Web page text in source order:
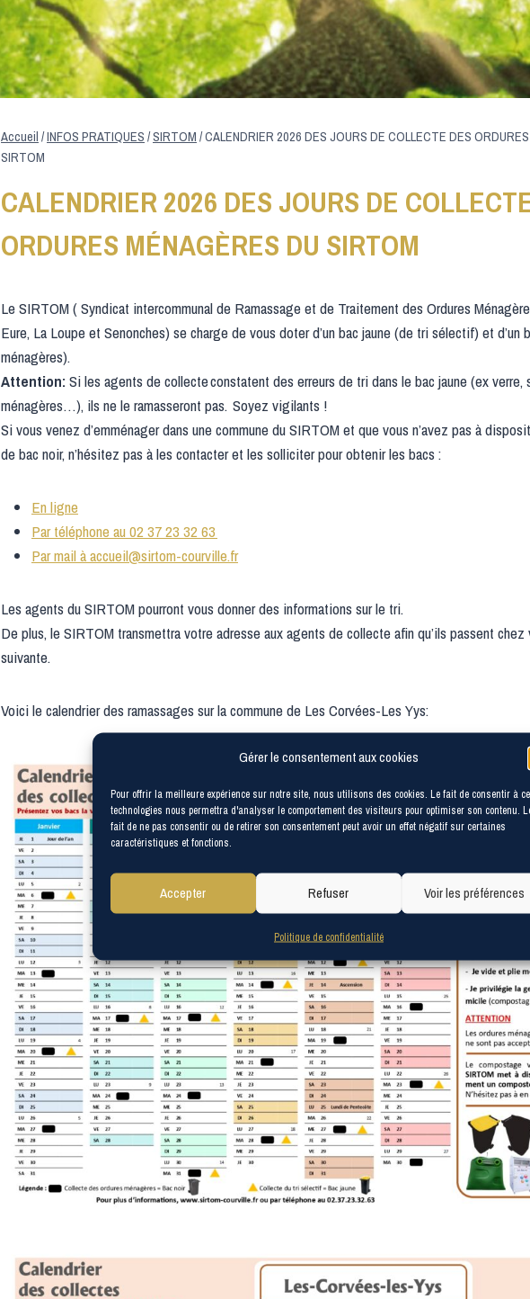
Gérer le consentement aux cookies
Pour offrir la meilleure expérience sur notre site, nous utilisons des cookies. Le fait de consentir à
technologies nous permettra d'analyser le comportement des visiteurs pour optimiser son contenu.
fait de ne pas consentir ou de retirer son consentement peut avoir un effet négatif sur certaines
caractéristiques et fonctions.
Accepter Refuser Voir les préférences
Politique de confidentialité
Accueil /INFOS PRATIQUES /SIRTOM /CALENDRIER 2026 DES JOURS DE COLLECTE DES
SIRTOM
CALENDRIER 2026 DES JOURS DE
ORDURES MÉNAGÈRES DU SIRTOM
Le SIRTOM ( Syndicat intercommunal de Ramassage et de Traitement des Ordures
Eure, La Loupe et Senonches) se charge de vous doter d’un bac jaune (de tri sélectif) et d’un
ménagères).
Attention:Si les agents de collecte constatent des erreurs de tri dans le bac jaune (ex verre,
ménagères…), ils ne le ramasseront pas. Soyez vigilants !
Si vous venez d’emménager dans une commune du SIRTOM et que vous n’avez pas à
de bac noir, n’hésitez pas à les contacter et les solliciter pour obtenir les bacs :
En ligne
Par téléphone au 02 37 23 32 63
Par mail à accueil@sirtom-courville.fr
Les agents du SIRTOM pourront vous donner des informations sur le tri.
De plus, le SIRTOM transmettra votre adresse aux agents de collecte afin qu’ils passent chez
suivante.
Voici le calendrier des ramassages sur la commune de Les Corvées-Les Yys: